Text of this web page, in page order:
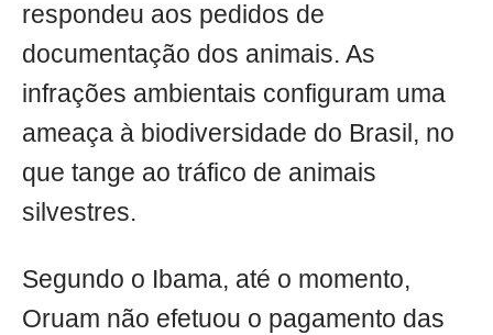
respondeu aos pedidos de
documentação dos animais. As
infrações ambientais configuram uma
ameaça à biodiversidade do Brasil, no
que tange ao tráfico de animais
silvestres.
Segundo o Ibama, até o momento,
Oruam não efetuou o pagamento das